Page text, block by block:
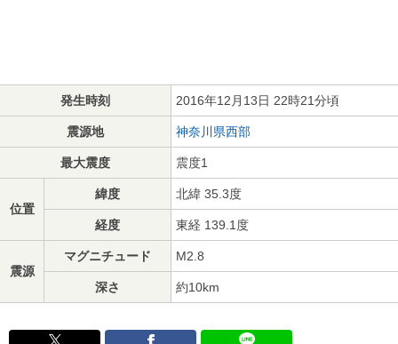
発生時刻 2016年12月13日 22時21分頃
震源地 神奈川県西部
最大震度 震度1
位置
緯度 北緯 35.3度
経度 東経 139.1度
震源
マグニチュード M2.8
深さ 約10km